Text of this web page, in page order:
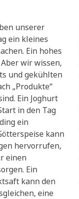
unserer
ein kleines
Ein hohes
Aber wir wissen,
und gekühlten
„Produkte“
Ein Joghurt
in den Tag
ein
kann
hervorrufen,
einen
Ein
kann den
eine